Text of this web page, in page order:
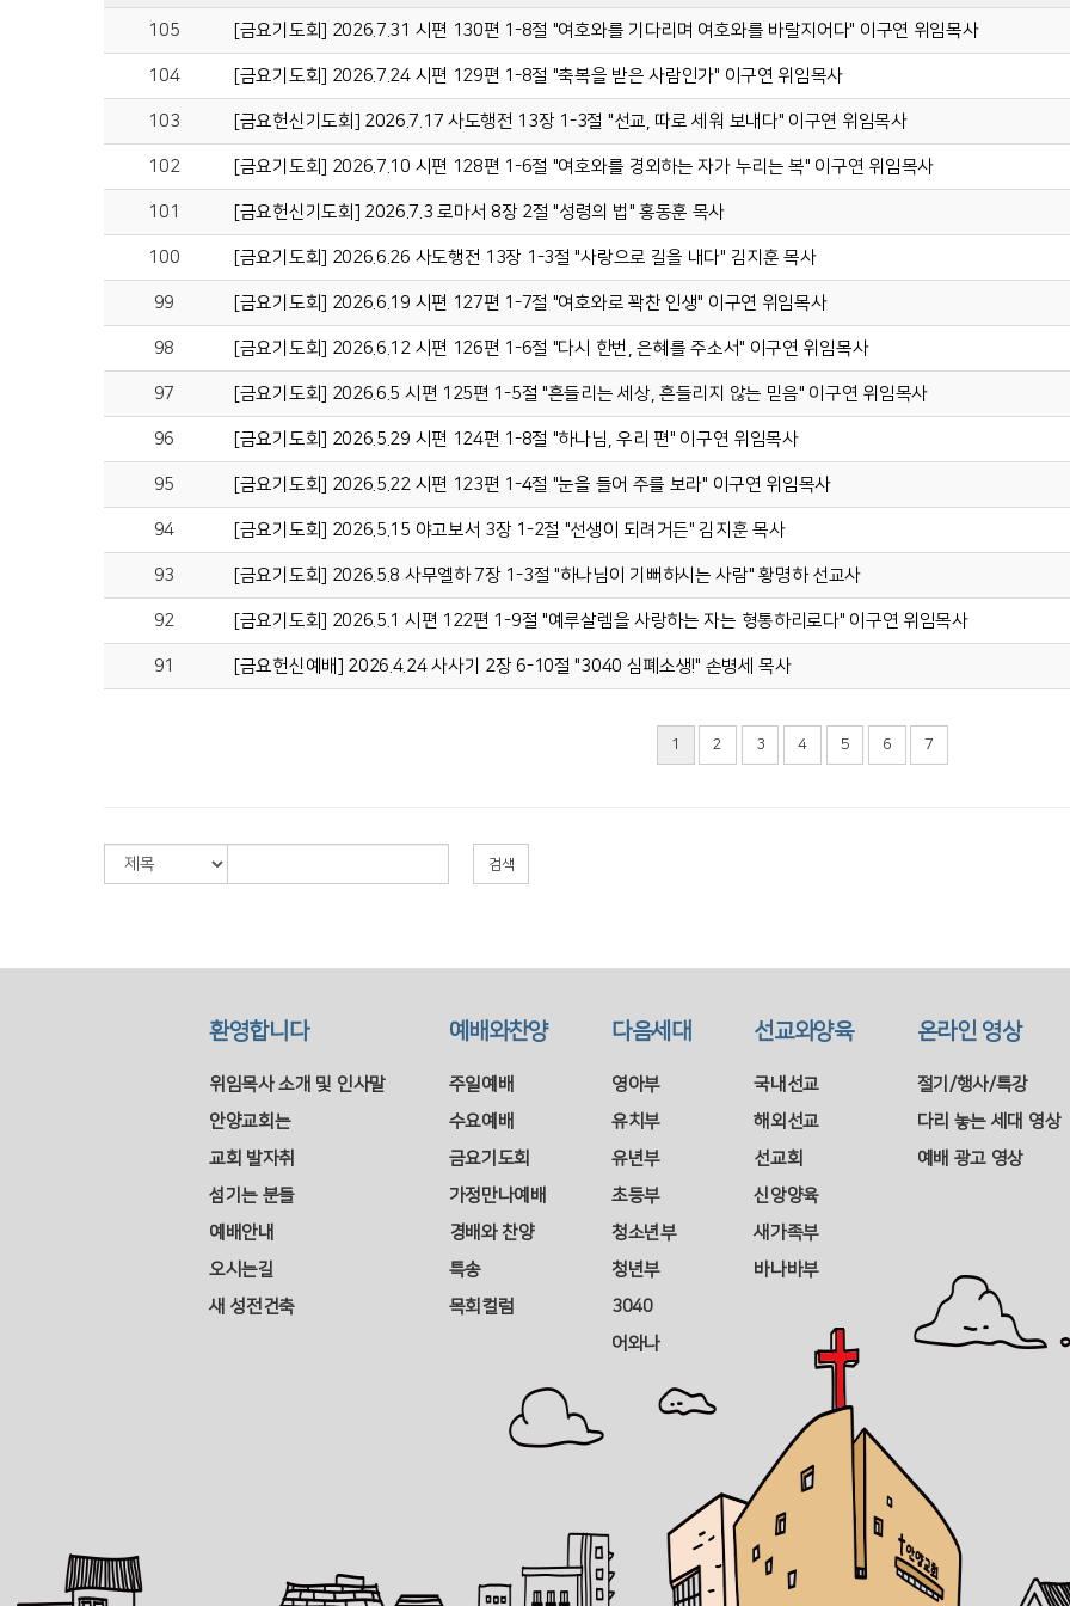
105 [금요기도회] 2026.7.31 시편 130편 1-8절 "여호와를 기다리며 여호와를 바랄지어다" 이구연 위임목사
104 [금요기도회] 2026.7.24 시편 129편 1-8절 "축복을 받은 사람인가" 이구연 위임목사
103 [금요헌신기도회] 2026.7.17 사도행전 13장 1-3절 "선교, 따로 세워 보내다" 이구연 위임목사
102 [금요기도회] 2026.7.10 시편 128편 1-6절 "여호와를 경외하는 자가 누리는 복" 이구연 위임목사
101 [금요헌신기도회] 2026.7.3 로마서 8장 2절 "성령의 법" 홍동훈 목사
100 [금요기도회] 2026.6.26 사도행전 13장 1-3절 "사랑으로 길을 내다" 김지훈 목사
99 [금요기도회] 2026.6.19 시편 127편 1-7절 "여호와로 꽉찬 인생" 이구연 위임목사
98 [금요기도회] 2026.6.12 시편 126편 1-6절 "다시 한번, 은혜를 주소서" 이구연 위임목사
97 [금요기도회] 2026.6.5 시편 125편 1-5절 "흔들리는 세상, 흔들리지 않는 믿음" 이구연 위임목사
96 [금요기도회] 2026.5.29 시편 124편 1-8절 "하나님, 우리 편" 이구연 위임목사
95 [금요기도회] 2026.5.22 시편 123편 1-4절 "눈을 들어 주를 보라" 이구연 위임목사
94 [금요기도회] 2026.5.15 야고보서 3장 1-2절 "선생이 되려거든" 김지훈 목사
93 [금요기도회] 2026.5.8 사무엘하 7장 1-3절 "하나님이 기뻐하시는 사람" 황명하 선교사
92 [금요기도회] 2026.5.1 시편 122편 1-9절 "예루살렘을 사랑하는 자는 형통하리로다" 이구연 위임목사
91 [금요헌신예배] 2026.4.24 사사기 2장 6-10절 "3040 심폐소생!" 손병세 목사
1 2 3 4 5 6 7
검색
환영합니다
위임목사 소개 및 인사말
안양교회는
교회 발자취
섬기는 분들
예배안내
오시는길
새 성전건축
예배와찬양
주일예배
수요예배
금요기도회
가정만나예배
경배와 찬양
특송
목회컬럼
다음세대
영아부
유치부
유년부
초등부
청소년부
청년부
3040
어와나
선교와양육
국내선교
해외선교
선교회
신앙양육
새가족부
바나바부
온라인 영상
절기/행사/특강
다리 놓는 세대 영상
예배 광고 영상